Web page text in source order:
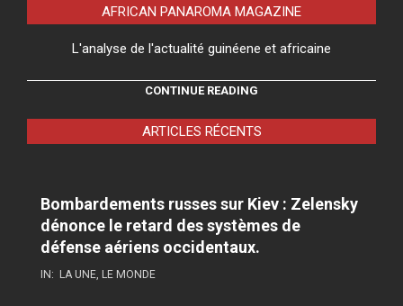
AFRICAN PANAROMA MAGAZINE
L'analyse de l'actualité guinéene et africaine
CONTINUE READING
ARTICLES RÉCENTS
Bombardements russes sur Kiev : Zelensky
dénonce le retard des systèmes de
défense aériens occidentaux.
IN: LA UNE, LE MONDE